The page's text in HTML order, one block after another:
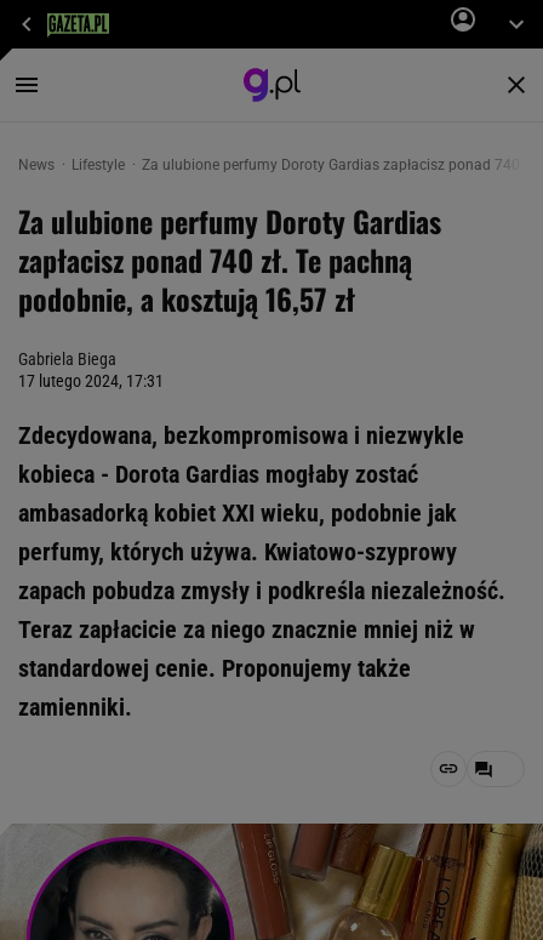
News Lifestyle Za ulubione perfumy Doroty Gardias zapłacisz ponad 740
Za ulubione perfumy Doroty Gardias
zapłacisz ponad 740 zł. Te pachną
podobnie, a kosztują 16,57 zł
Gabriela Biega
17 lutego 2024, 17:31
Zdecydowana, bezkompromisowa i niezwykle
kobieca - Dorota Gardias mogłaby zostać
ambasadorką kobiet XXI wieku, podobnie jak
perfumy, których używa. Kwiatowo-szyprowy
zapach pobudza zmysły i podkreśla niezależność.
Teraz zapłacicie za niego znacznie mniej niż w
standardowej cenie. Proponujemy także
zamienniki.